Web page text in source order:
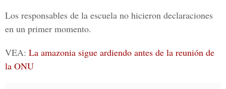
Los responsables de la escuela no hicieron declaraciones
en un primer momento.
VEA: La amazonia sigue ardiendo antes de la reunión de
la ONU